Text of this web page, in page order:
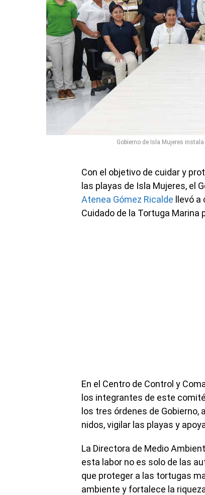
Gobierno de Isla Mujeres
Con el objetivo de cuidar y
las playas de Isla Mujeres, el
Atenea Gómez Ricalde llevó
Cuidado de la Tortuga Marina
En el Centro de Control y
los integrantes de este
los tres órdenes de
nidos, vigilar las playas y
La Directora de Medio
esta labor no es solo de las
que proteger a las tortugas
ambiente y fortalece la